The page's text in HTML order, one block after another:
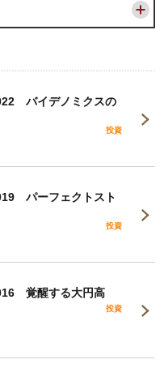
バイデノミクスの
投資
パーフェクトスト
投資
覚醒する大円高
投資